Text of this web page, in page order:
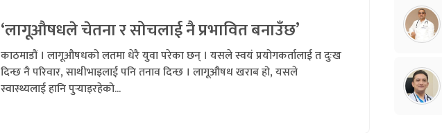
‘लागूऔषधले चेतना र सोचलाई नै प्रभावित बनाउँछ’
काठमाडौं । लागूऔषधको लतमा धेरै युवा परेका छन् । यसले स्वयं प्रयोगकर्तालाई त दुःख
दिन्छ नै परिवार, साथीभाइलाई पनि तनाव दिन्छ । लागूऔषध खराब हो, यसले
स्वास्थ्यलाई हानि पुर्‍याइरहेको...